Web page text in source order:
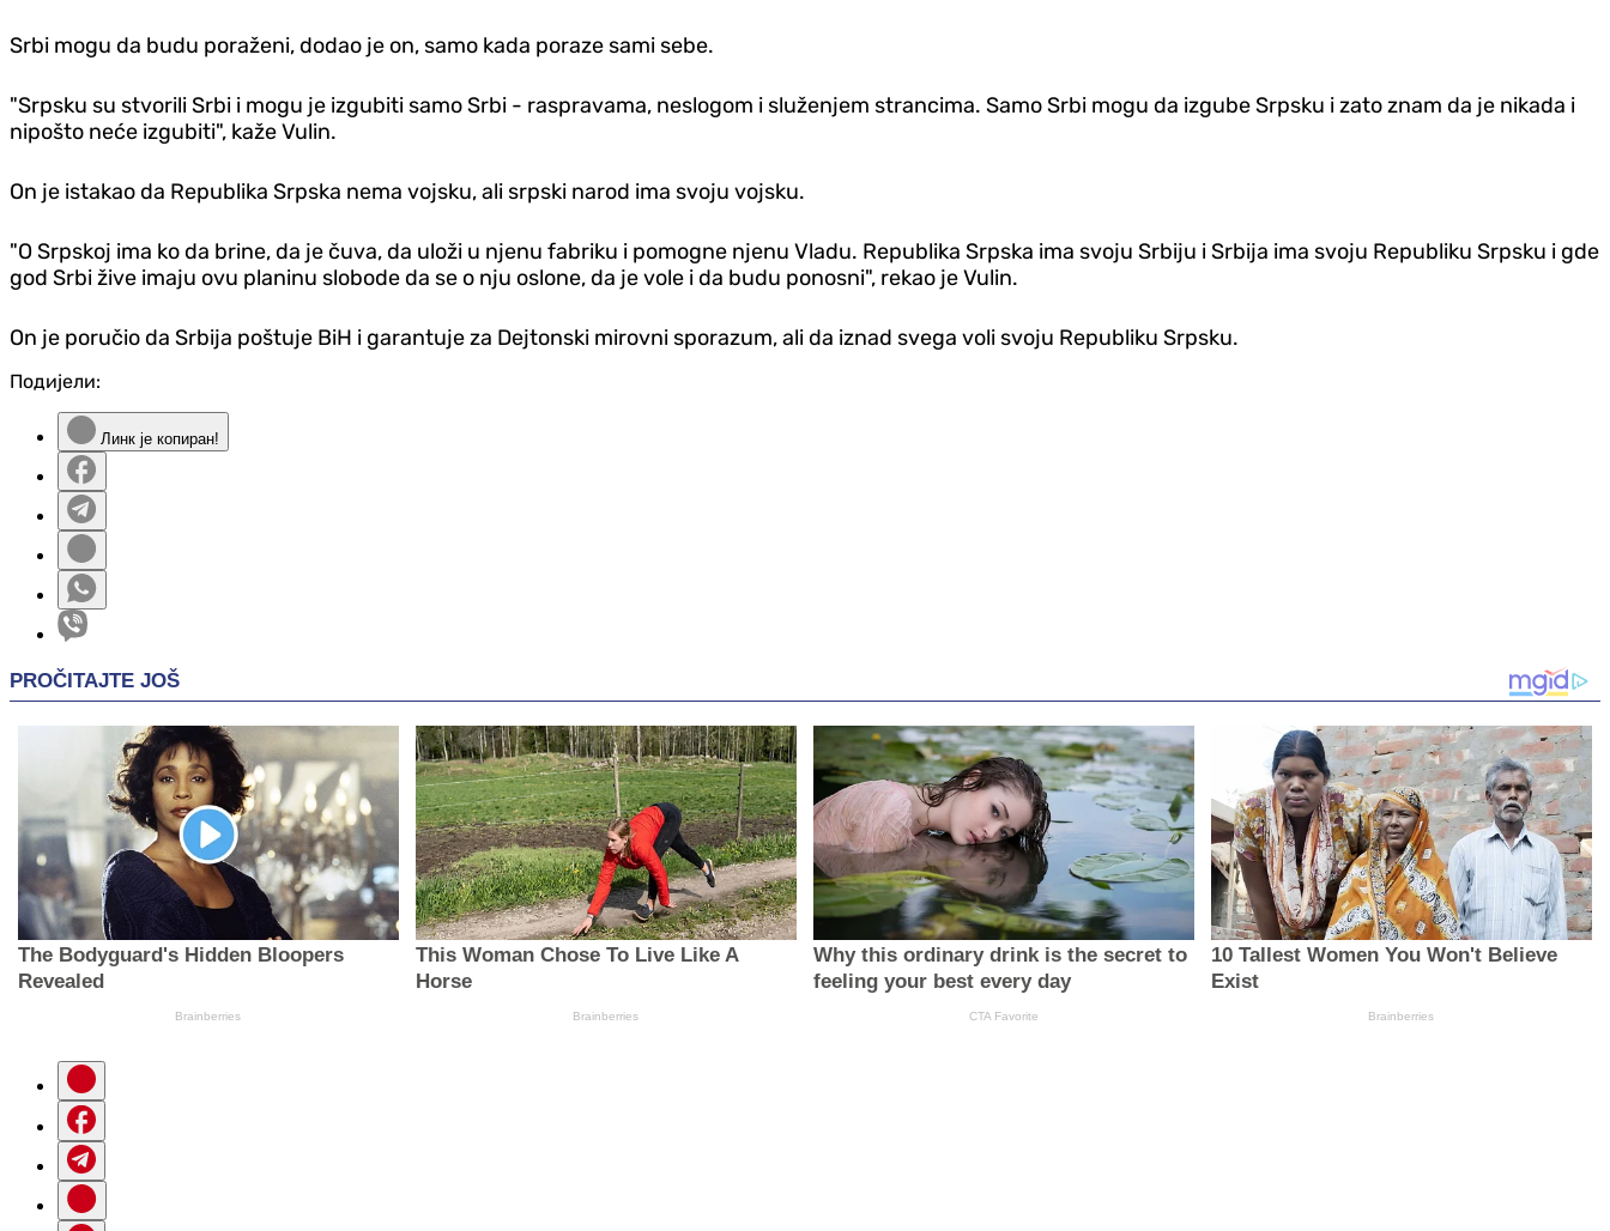
Srbi mogu da budu poraženi, dodao je on, samo kada poraze sami sebe.
"Srpsku su stvorili Srbi i mogu je izgubiti samo Srbi - raspravama, neslogom i služenjem strancima. Samo Srbi mogu da izgube Srpsku i zato znam da je nikada i
nipošto neće izgubiti", kaže Vulin.
On je istakao da Republika Srpska nema vojsku, ali srpski narod ima svoju vojsku.
"O Srpskoj ima ko da brine, da je čuva, da uloži u njenu fabriku i pomogne njenu Vladu. Republika Srpska ima svoju Srbiju i Srbija ima svoju Republiku Srpsku i gde
god Srbi žive imaju ovu planinu slobode da se o nju oslone, da je vole i da budu ponosni", rekao je Vulin.
On je poručio da Srbija poštuje BiH i garantuje za Dejtonski mirovni sporazum, ali da iznad svega voli svoju Republiku Srpsku.
Подијели:
Линк је копиран!